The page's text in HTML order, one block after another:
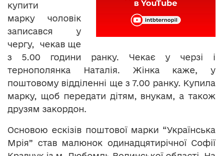
купити
марку чоловік
записався у
чергу, чекав ще
з 5.00 години ранку. Чекає у черзі і
тернополянка Наталія. Жінка каже, у
поштовому відділенні ще з 7.00 ранку. Купила
марку, щоб передати дітям, внукам, а також
друзям закордон.
Основою ескізів поштової марки “Українська
Мрія” став малюнок одинадцятирічної Софії